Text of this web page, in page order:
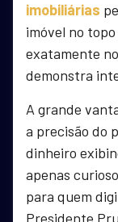
imobiliárias
imóvel no
exatamente
demonstra
A grande
a precisão do
dinheiro
apenas
para quem
Presidente